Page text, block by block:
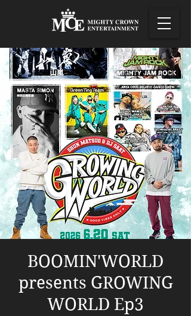
BOOMIN'WORLD
presents GROWING
WORLD Ep3